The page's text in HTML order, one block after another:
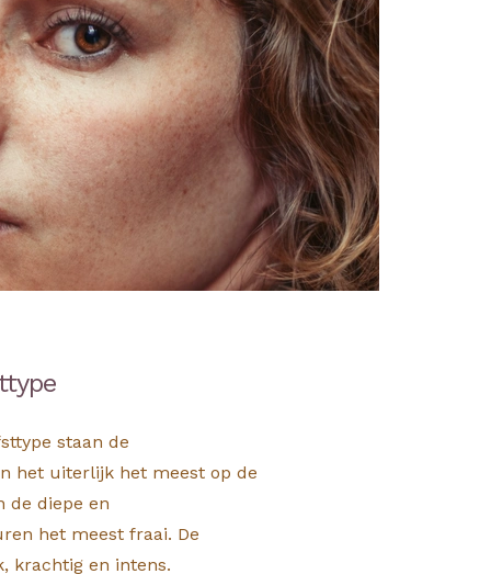
staan de
het uiterlijk het meest op de
de diepe en
het meest fraai. De
krachtig en intens.